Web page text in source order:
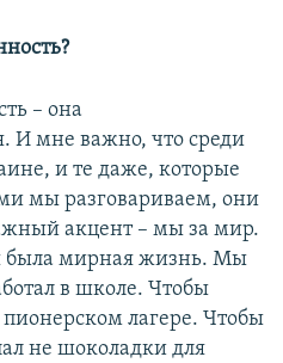
– она
И мне важно, что среди
и те даже, которые
мы разговариваем, они
акцент – мы за мир.
была мирная жизнь. Мы
в школе. Чтобы
пионерском лагере. Чтобы
не шоколадки для